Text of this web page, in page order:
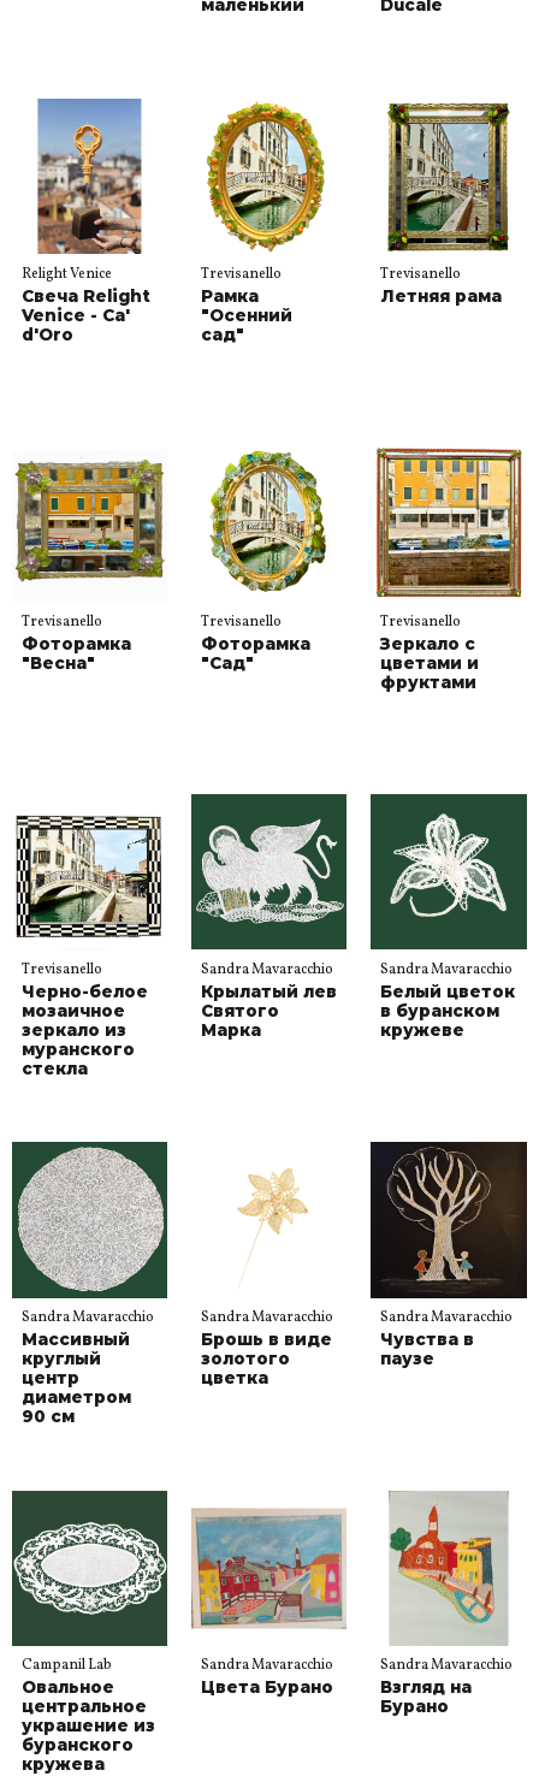
маленький
Ducale
Relight Venice
Свеча Relight
Venice - Ca'
d'Oro
Trevisanello
Рамка
"Осенний
сад"
Trevisanello
Летняя рама
Trevisanello
Фоторамка
"Весна"
Trevisanello
Фоторамка
"Сад"
Trevisanello
Зеркало с
цветами и
фруктами
Trevisanello
Черно-белое
мозаичное
зеркало из
муранского
стекла
Sandra Mavaracchio
Крылатый лев
Святого
Марка
Sandra Mavaracchio
Белый цветок
в буранском
кружеве
Sandra Mavaracchio
Массивный
круглый
центр
диаметром
90 см
Sandra Mavaracchio
Брошь в виде
золотого
цветка
Sandra Mavaracchio
Чувства в
паузе
Campanil Lab
Овальное
центральное
украшение из
буранского
кружева
Sandra Mavaracchio
Цвета Бурано
Sandra Mavaracchio
Взгляд на
Бурано